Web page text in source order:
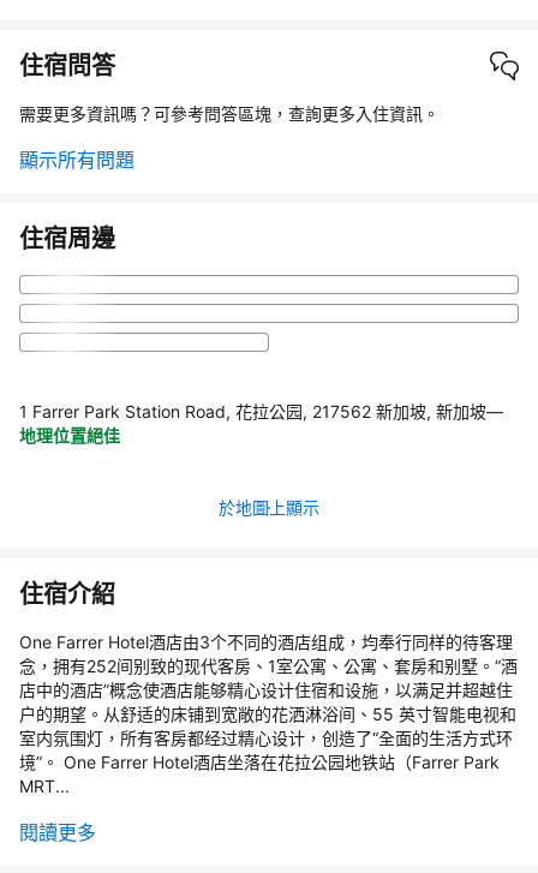
住宿問答
需要更多資訊嗎？可參考問答區塊，查詢更多入住資訊。
顯示所有問題
住宿周邊
1 Farrer Park Station Road, 花拉公园, 217562 新加坡, 新加坡—
地理位置絕佳
於地圖上顯示
住宿介紹
One Farrer Hotel酒店由3个不同的酒店组成，均奉行同样的待客理
念，拥有252间别致的现代客房、1室公寓、公寓、套房和别墅。“酒
店中的酒店”概念使酒店能够精心设计住宿和设施，以满足并超越住
户的期望。从舒适的床铺到宽敞的花洒淋浴间、55 英寸智能电视和
室内氛围灯，所有客房都经过精心设计，创造了“全面的生活方式环
境”。 One Farrer Hotel酒店坐落在花拉公园地铁站（Farrer Park
MRT...
閱讀更多